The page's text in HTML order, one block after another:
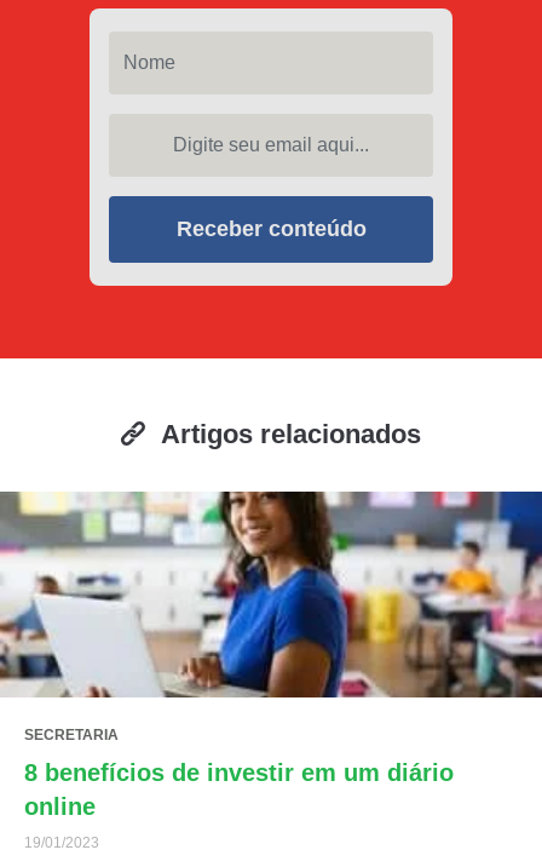
Receber conteúdo
Artigos relacionados
SECRETARIA
8 benefícios de investir em um diário
online
19/01/2023